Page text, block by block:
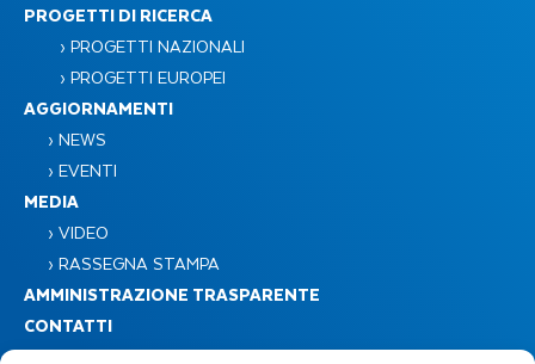
PROGETTI DI RICERCA
› PROGETTI NAZIONALI
› PROGETTI EUROPEI
AGGIORNAMENTI
› NEWS
› EVENTI
MEDIA
› VIDEO
› RASSEGNA STAMPA
AMMINISTRAZIONE TRASPARENTE
CONTATTI